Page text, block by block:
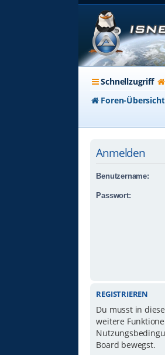
Schnellzugriff
Foren-Übersicht
Anmelden
Benutzername:
Passwort:
REGISTRIEREN
Du musst in
weitere
Board bewegst.